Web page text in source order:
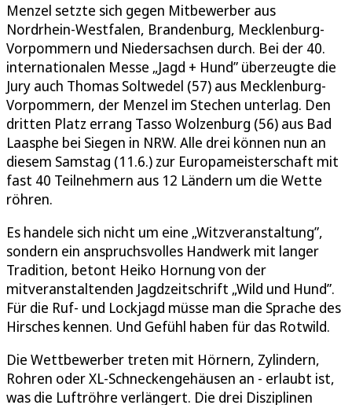
Menzel setzte sich gegen Mitbewerber aus
Nordrhein-Westfalen, Brandenburg, Mecklenburg-
Vorpommern und Niedersachsen durch. Bei der 40.
internationalen Messe „Jagd + Hund” überzeugte die
Jury auch Thomas Soltwedel (57) aus Mecklenburg-
Vorpommern, der Menzel im Stechen unterlag. Den
dritten Platz errang Tasso Wolzenburg (56) aus Bad
Laasphe bei Siegen in NRW. Alle drei können nun an
diesem Samstag (11.6.) zur Europameisterschaft mit
fast 40 Teilnehmern aus 12 Ländern um die Wette
röhren.
Es handele sich nicht um eine „Witzveranstaltung”,
sondern ein anspruchsvolles Handwerk mit langer
Tradition, betont Heiko Hornung von der
mitveranstaltenden Jagdzeitschrift „Wild und Hund”.
Für die Ruf- und Lockjagd müsse man die Sprache des
Hirsches kennen. Und Gefühl haben für das Rotwild.
Die Wettbewerber treten mit Hörnern, Zylindern,
Rohren oder XL-Schneckengehäusen an - erlaubt ist,
was die Luftröhre verlängert. Die drei Disziplinen